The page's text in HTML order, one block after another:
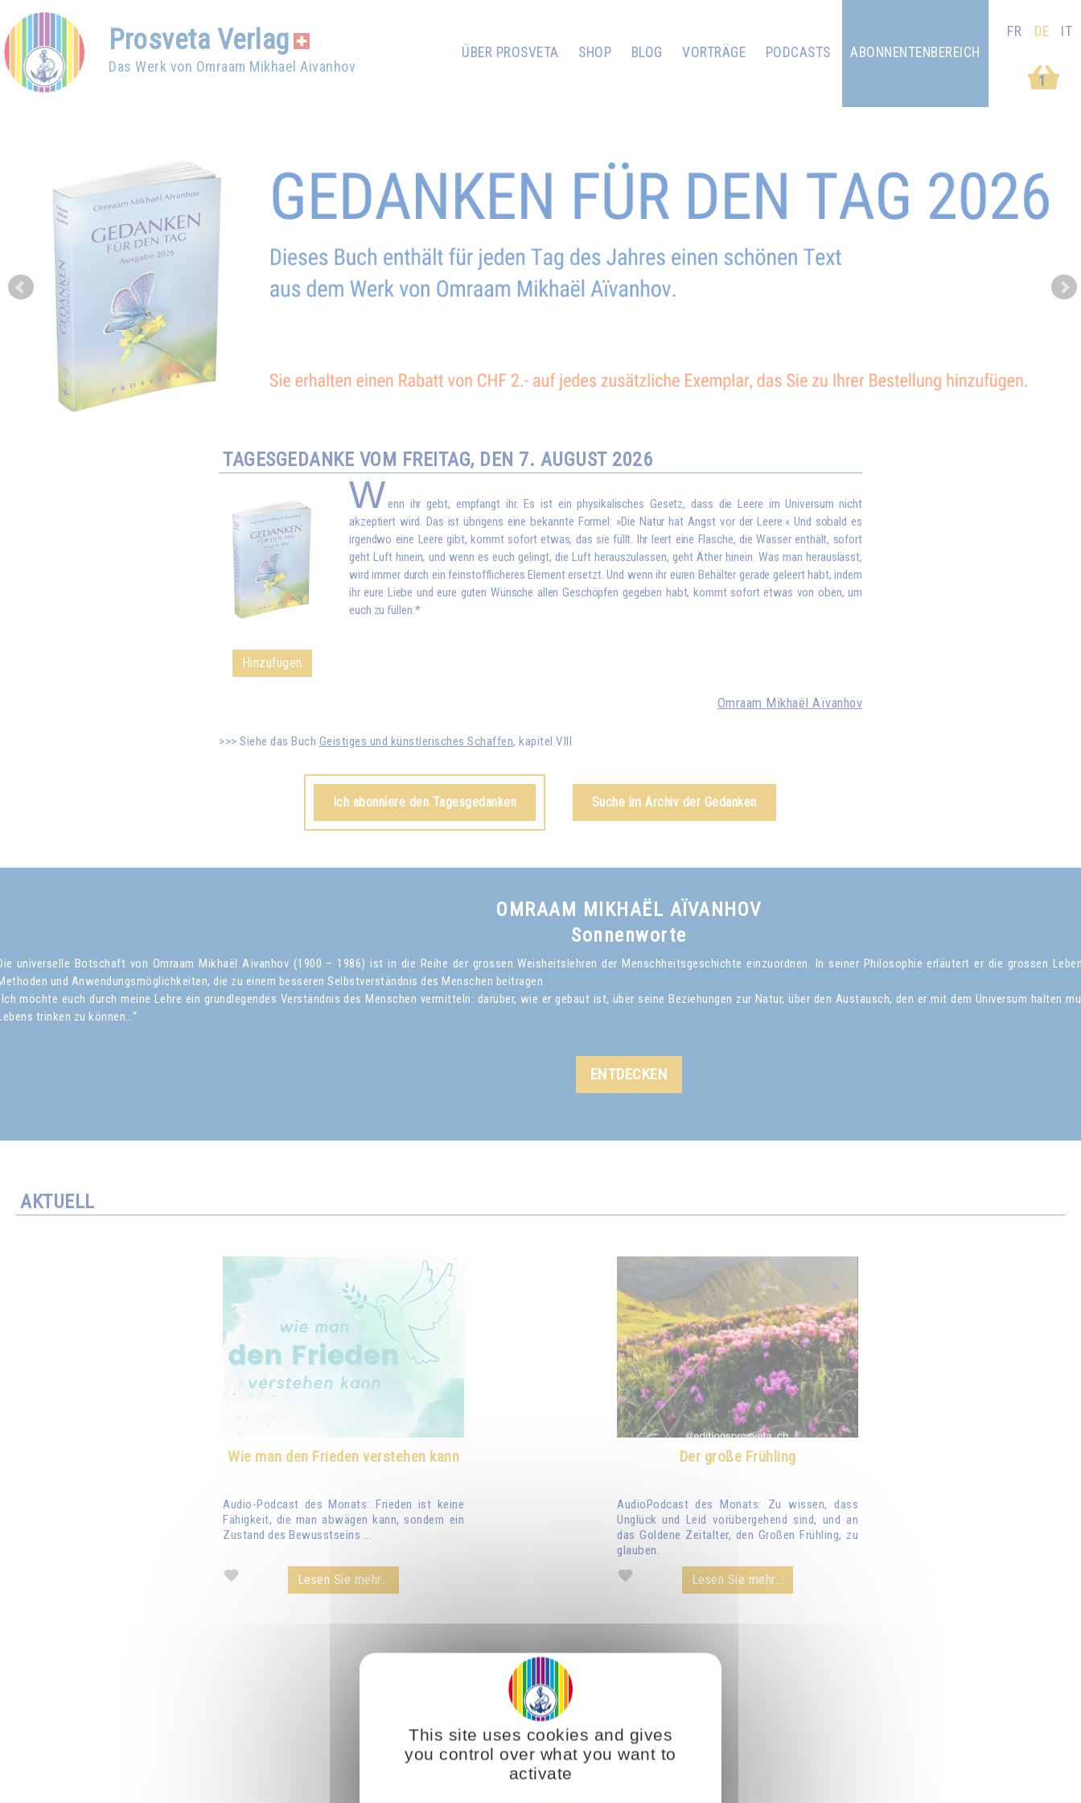
Prosveta Verlag
Das Werk von Omraam Mikhael Aivanhov
ÜBER PROSVETA SHOP BLOG VORTRÄGE
PODCASTS
1
ABONNENTENBEREICH
FR DE IT
Prev Next
TAGESGEDANKE VOM FREITAG, DEN 7. AUGUST 2026
Hinzufügen
Wenn ihr gebt, empfangt ihr. Es ist ein physikalisches Gesetz, dass die Leere im Universum nicht
akzeptiert wird. Das ist übrigens eine bekannte Formel: »Die Natur hat Angst vor der Leere.« Und sobald es
irgendwo eine Leere gibt, kommt sofort etwas, das sie füllt. Ihr leert eine Flasche, die Wasser enthält, sofort
geht Luft hinein, und wenn es euch gelingt, die Luft herauszulassen, geht Äther hinein. Was man herauslässt,
wird immer durch ein feinstofflicheres Element ersetzt. Und wenn ihr euren Behälter gerade geleert habt, indem
ihr eure Liebe und eure guten Wünsche allen Geschöpfen gegeben habt, kommt sofort etwas von oben, um
euch zu füllen.*
Omraam Mikhaël Aïvanhov
Siehe das Buch Geistiges und künstlerisches Schaffen, kapitel VIII
Ich abonniere den Tagesgedanken Suche im Archiv der Gedanken
OMRAAM MIKHAËL AÏVANHOV
Sonnenworte
universelle Botschaft von Omraam Mikhaël Aïvanhov (1900 – 1986) ist in die Reihe der grossen Weisheitslehren der Menschheitsgeschichte einzuordnen. In seiner Philosophie erläutert er die grossen
und Anwendungsmöglichkeiten, die zu einem besseren Selbstverständnis des Menschen beitragen.
möchte euch durch meine Lehre ein grundlegendes Verständnis des Menschen vermitteln: darüber, wie er gebaut ist, über seine Beziehungen zur Natur, über den Austausch, den er mit dem Universum halten
trinken zu können…“
ENTDECKEN
AKTUELL
Wie man den Frieden verstehen kann
Audio-Podcast des Monats: Frieden ist keine
Fähigkeit, die man abwägen kann, sondern ein
Zustand des Bewusstseins ...
Lesen Sie mehr...
Der große Frühling
AudioPodcast des Monats: Zu wissen, dass
Unglück und Leid vorübergehend sind, und an
das Goldene Zeitalter, den Großen Frühling, zu
glauben.
Lesen Sie mehr...
This site uses cookies and gives
you control over what you want to
activate